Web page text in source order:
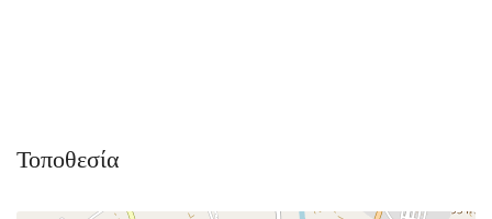
Τοποθεσία